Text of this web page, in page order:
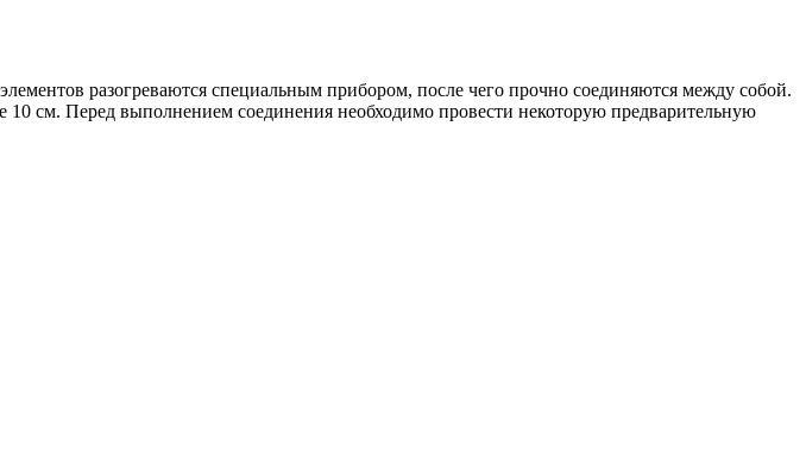
разогреваются специальным прибором, после чего прочно соединяются между собой.
см. Перед выполнением соединения необходимо провести некоторую предварительную